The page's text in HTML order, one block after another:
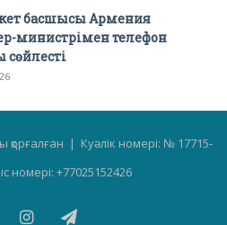
басшысы Армения
министрімен телефон
қорғалған | Куәлік номері: № 17715-
+77025152426
InstagramTelegram